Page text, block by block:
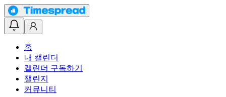
홈
내 캘린더
캘린더 구독하기
챌린지
커뮤니티